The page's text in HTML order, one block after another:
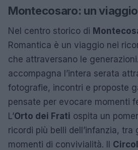
Montecosaro: un
Nel centro storico di
Romantica è un viaggio nei
che attraversano le
accompagna l’intera serata
fotografie, incontri e proposte
pensate per evocare momenti
L’Orto dei Frati ospita un
ricordi più belli dell’infanzia, tra
momenti di convivialità. Il